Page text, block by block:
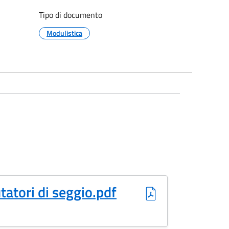
Tipo di documento
Modulistica
di seggio.pdf